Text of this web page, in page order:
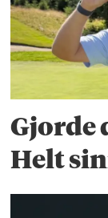
Gjorde
Helt